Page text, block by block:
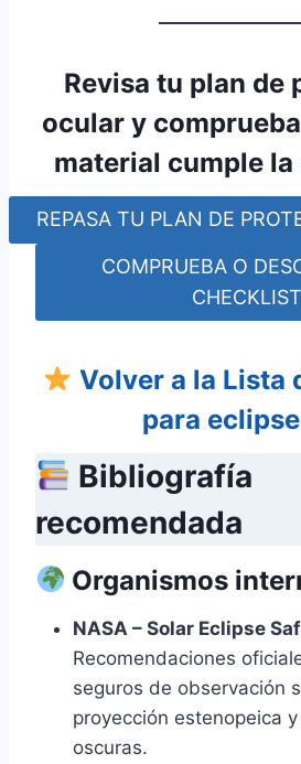
Revisa tu plan de
ocular y
material cumple
REPASA TU PLAN DE
COMPRUEBA O
CHECKLIST
Volver a la Lista
para
Bibliografía
recomendada
Organismos
NASA – Solar Eclipse
Recomendaciones
seguros de observación
proyección estenopeica
oscuras.